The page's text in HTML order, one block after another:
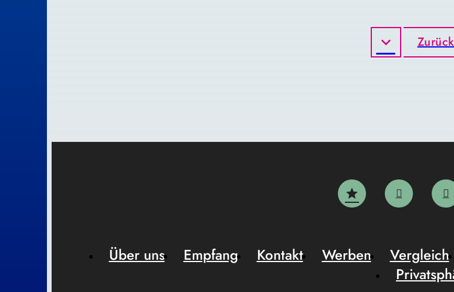
Zurück
Über uns Empfang Kontakt Werben Vergleich